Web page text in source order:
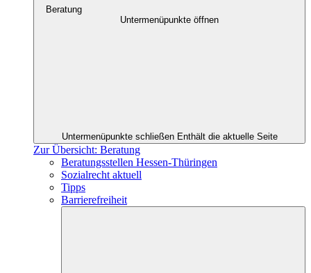
Beratung
Untermenüpunkte öffnen
Untermenüpunkte schließen Enthält die aktuelle Seite
Zur Übersicht: Beratung
Beratungsstellen Hessen-Thüringen
Sozialrecht aktuell
Tipps
Barrierefreiheit